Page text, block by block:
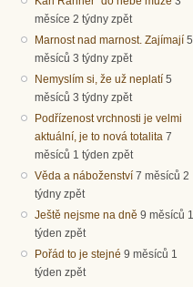
měsíce 2 týdny zpět
Marnost nad marnost. Zajímají 5
měsíců 3 týdny zpět
Nemyslím si, že už neplatí 5
měsíců 3 týdny zpět
Podřízenost vrchnosti je velmi
aktuální, je to nová totalita 7
měsíců 1 týden zpět
Věda a náboženství 7 měsíců 2
týdny zpět
Ještě nejsme na dně 9 měsíců 1
týden zpět
Pořád to je stejné 9 měsíců 1
týden zpět